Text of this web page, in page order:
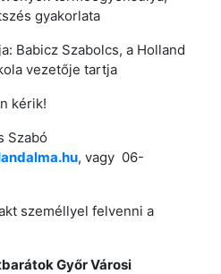
gyakorlata
Babicz Szabolcs, a Holland
vezetője tartja
kérik!
Szabó
, vagy 06-
személlyel felvenni a
Győr Városi